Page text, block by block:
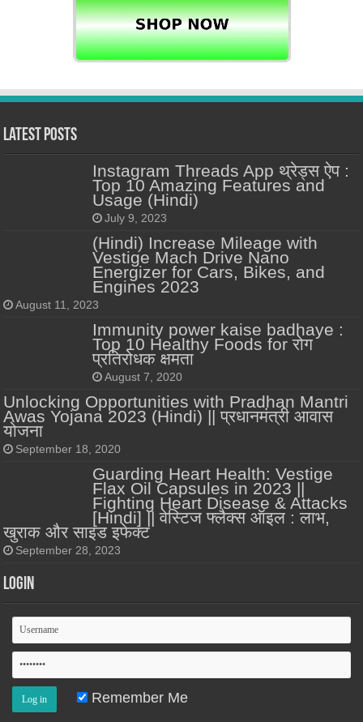
Latest Posts
Instagram Threads App थ्रेड्स ऐप :
Top 10 Amazing Features and
Usage (Hindi)
July 9, 2023
(Hindi) Increase Mileage with
Vestige Mach Drive Nano
Energizer for Cars, Bikes, and
Engines 2023
August 11, 2023
Immunity power kaise badhaye :
Top 10 Healthy Foods for रोग
प्रतिरोधक क्षमता
August 7, 2020
Unlocking Opportunities with Pradhan Mantri
Awas Yojana 2023 (Hindi) || प्रधानमंत्री आवास
योजना
September 18, 2020
Guarding Heart Health: Vestige
Flax Oil Capsules in 2023 ||
Fighting Heart Disease & Attacks
[Hindi] || वेस्टिज फ्लैक्स ऑइल : लाभ,
खुराक और साइड इफेक्ट
September 28, 2023
Login
Remember Me